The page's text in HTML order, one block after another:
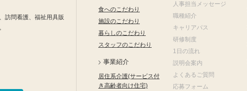
訪問看護、福祉用具販
食へのこだわり
施設のこだわり
暮らしのこだわり
スタッフのこだわり
事業紹介
居住系介護(サービス付
き高齢者向け住宅)
人事担当メッセージ
職種紹介
キャリアパス
研修制度
1日の流れ
説明会案内
よくあるご質問
応募フォーム